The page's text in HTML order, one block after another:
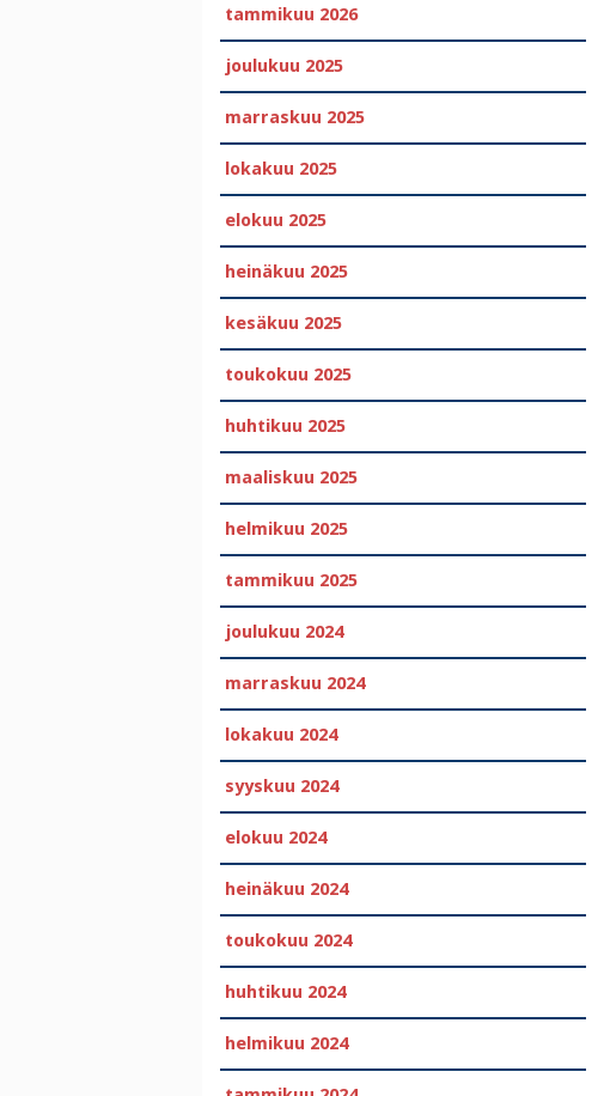
tammikuu 2026
joulukuu 2025
marraskuu 2025
lokakuu 2025
elokuu 2025
heinäkuu 2025
kesäkuu 2025
toukokuu 2025
huhtikuu 2025
maaliskuu 2025
helmikuu 2025
tammikuu 2025
joulukuu 2024
marraskuu 2024
lokakuu 2024
syyskuu 2024
elokuu 2024
heinäkuu 2024
toukokuu 2024
huhtikuu 2024
helmikuu 2024